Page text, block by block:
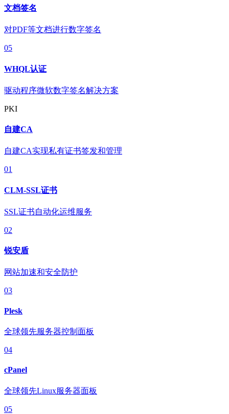
文档签名
对PDF等文档进行数字签名
05
WHQL认证
驱动程序微软数字签名解决方案
PKI
自建CA
自建CA实现私有证书签发和管理
01
CLM-SSL证书
SSL证书自动化运维服务
02
锐安盾
网站加速和安全防护
03
Plesk
全球领先服务器控制面板
04
cPanel
全球领先Linux服务器面板
05